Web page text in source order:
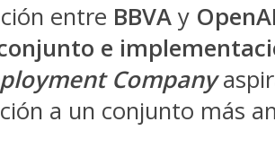
entre BBVA y OpenAI
e
Company
a un conjunto más